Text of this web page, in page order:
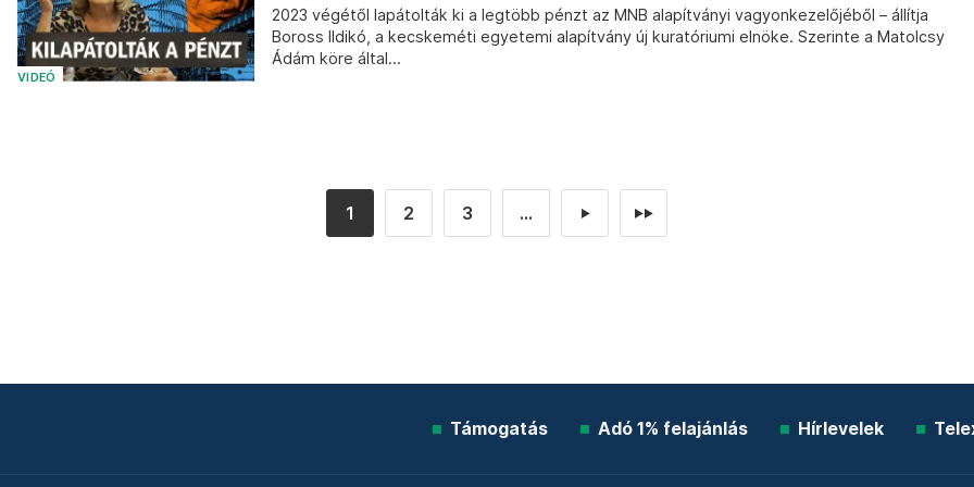
VIDEÓ
2023 végétől lapátolták ki a legtöbb pénzt az MNB alapítványi vagyonkezelőjéből – állítja
Boross Ildikó, a kecskeméti egyetemi alapítvány új kuratóriumi elnöke. Szerinte a Matolcsy
Ádám köre által...
1 2 3 ... ► ►►
Támogatás Adó 1% felajánlás Hírlevelek